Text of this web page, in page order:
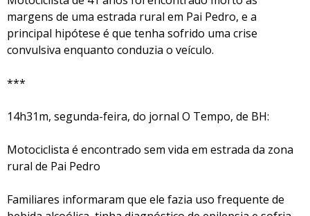
margens de uma estrada rural em Pai Pedro, e a
principal hipótese é que tenha sofrido uma crise
convulsiva enquanto conduzia o veículo.
***
14h31m, segunda-feira, do jornal O Tempo, de BH:
Motociclista é encontrado sem vida em estrada da zona
rural de Pai Pedro
Familiares informaram que ele fazia uso frequente de